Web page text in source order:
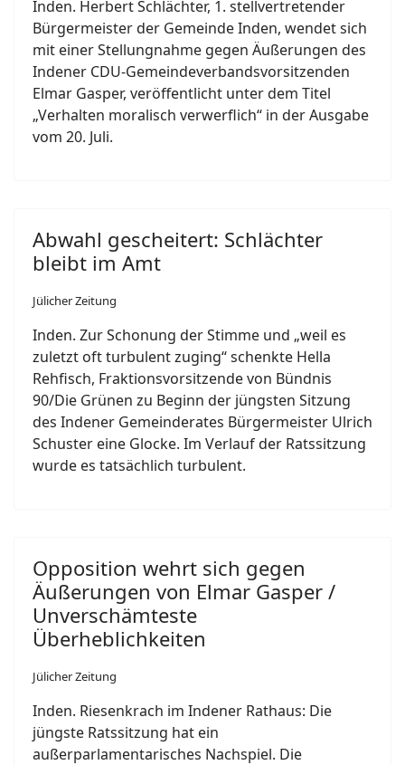
Inden. Herbert Schlächter, 1. stellvertretender
Bürgermeister der Gemeinde Inden, wendet sich
mit einer Stellungnahme gegen Äußerungen des
Indener CDU-Gemeindeverbandsvorsitzenden
Elmar Gasper, veröffentlicht unter dem Titel
„Verhalten moralisch verwerflich“ in der Ausgabe
vom 20. Juli.
Abwahl gescheitert: Schlächter
bleibt im Amt
Jülicher Zeitung
Inden. Zur Schonung der Stimme und „weil es
zuletzt oft turbulent zuging“ schenkte Hella
Rehfisch, Fraktionsvorsitzende von Bündnis
90/Die Grünen zu Beginn der jüngsten Sitzung
des Indener Gemeinderates Bürgermeister Ulrich
Schuster eine Glocke. Im Verlauf der Ratssitzung
wurde es tatsächlich turbulent.
Opposition wehrt sich gegen
Äußerungen von Elmar Gasper /
Unverschämteste
Überheblichkeiten
Jülicher Zeitung
Inden. Riesenkrach im Indener Rathaus: Die
jüngste Ratssitzung hat ein
außerparlamentarisches Nachspiel. Die